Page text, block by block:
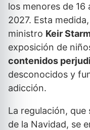
los menores de
2027. Esta
ministro Keir
exposición de
contenidos
desconocidos y
adicción.
La regulación, que
de la Navidad, se